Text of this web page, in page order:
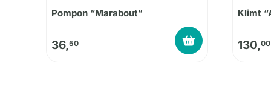
Pompon “Marabout”
36,50
Klimt
130,00